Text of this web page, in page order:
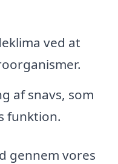
ved at
af snavs, som
funktion.
gennem vores